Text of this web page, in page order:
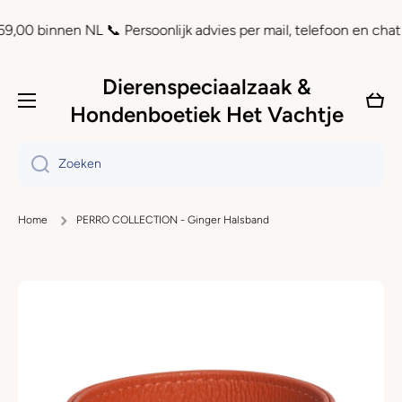
Doorgaan naar artikel
NL 📞 Persoonlijk advies per mail, telefoon en chat ⏲
Dierenspeciaalzaak &
Hondenboetiek Het Vachtje
Zoeken
Home PERRO COLLECTION - Ginger Halsband